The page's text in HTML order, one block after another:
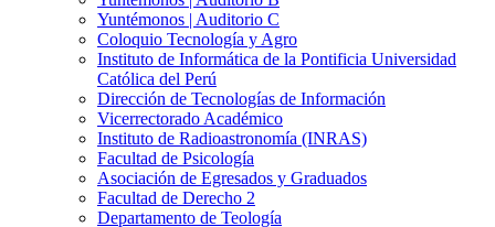
Yuntémonos | Auditorio C
Coloquio Tecnología y Agro
Instituto de Informática de la Pontificia Universidad
Católica del Perú
Dirección de Tecnologías de Información
Vicerrectorado Académico
Instituto de Radioastronomía (INRAS)
Facultad de Psicología
Asociación de Egresados y Graduados
Facultad de Derecho 2
Departamento de Teología